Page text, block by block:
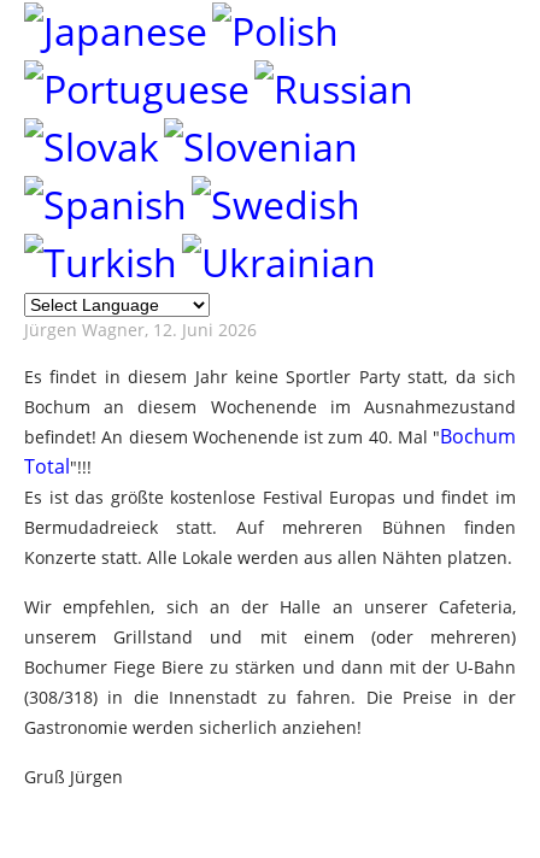
Jürgen Wagner, 12. Juni 2026
Es findet in diesem Jahr keine Sportler Party statt, da sich
Bochum an diesem Wochenende im Ausnahmezustand
befindet! An diesem Wochenende ist zum 40. Mal "Bochum
Total"!!!
Es ist das größte kostenlose Festival Europas und findet im
Bermudadreieck statt. Auf mehreren Bühnen finden
Konzerte statt. Alle Lokale werden aus allen Nähten platzen.
Wir empfehlen, sich an der Halle an unserer Cafeteria,
unserem Grillstand und mit einem (oder mehreren)
Bochumer Fiege Biere zu stärken und dann mit der U-Bahn
(308/318) in die Innenstadt zu fahren. Die Preise in der
Gastronomie werden sicherlich anziehen!
Gruß Jürgen